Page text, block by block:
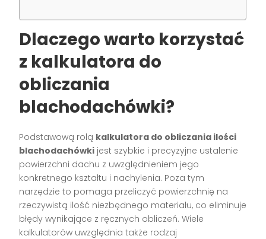
Dlaczego warto korzystać
z kalkulatora do
obliczania
blachodachówki?
Podstawową rolą kalkulatora do obliczania ilości
blachodachówki jest szybkie i precyzyjne ustalenie
powierzchni dachu z uwzględnieniem jego
konkretnego kształtu i nachylenia. Poza tym
narzędzie to pomaga przeliczyć powierzchnię na
rzeczywistą ilość niezbędnego materiału, co eliminuje
błędy wynikające z ręcznych obliczeń. Wiele
kalkulatorów uwzględnia także rodzaj